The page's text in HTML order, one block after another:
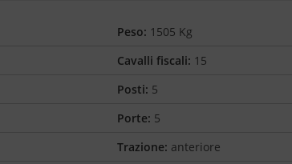
Peso: 1505 Kg
Cavalli fiscali: 15
Posti: 5
Porte: 5
Trazione: anteriore